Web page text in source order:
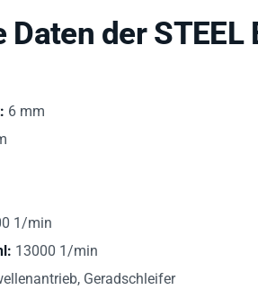
der STEEL
6 mm
1/min
13000 1/min
Geradschleifer